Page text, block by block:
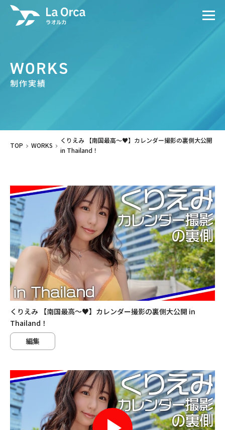
WORKS
制作実績
TOP WORKS
くりえみ 【南国最高〜♥】カレンダー撮影の裏側大公開
in Thailand！
くりえみ 【南国最高〜♥】カレンダー撮影の裏側大公開 in
Thailand！
編集